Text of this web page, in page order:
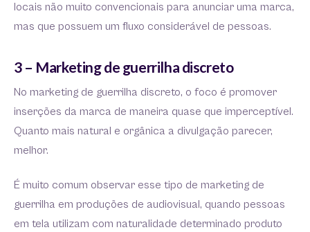
locais não muito convencionais para anunciar uma marca,
mas que possuem um fluxo considerável de pessoas.
3 – Marketing de guerrilha discreto
No marketing de guerrilha discreto, o foco é promover
inserções da marca de maneira quase que imperceptível.
Quanto mais natural e orgânica a divulgação parecer,
melhor.
É muito comum observar esse tipo de marketing de
guerrilha em produções de audiovisual, quando pessoas
em tela utilizam com naturalidade determinado produto